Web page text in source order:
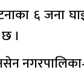
६ जना
।